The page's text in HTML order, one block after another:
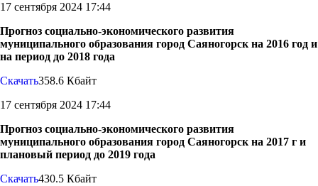
17 сентября 2024 17:44
Прогноз социально-экономического развития
муниципального образования город Саяногорск на 2016 год и
на период до 2018 года
Скачать358.6 Кбайт
17 сентября 2024 17:44
Прогноз социально-экономического развития
муниципального образования город Саяногорск на 2017 г и
плановый период до 2019 года
Скачать430.5 Кбайт